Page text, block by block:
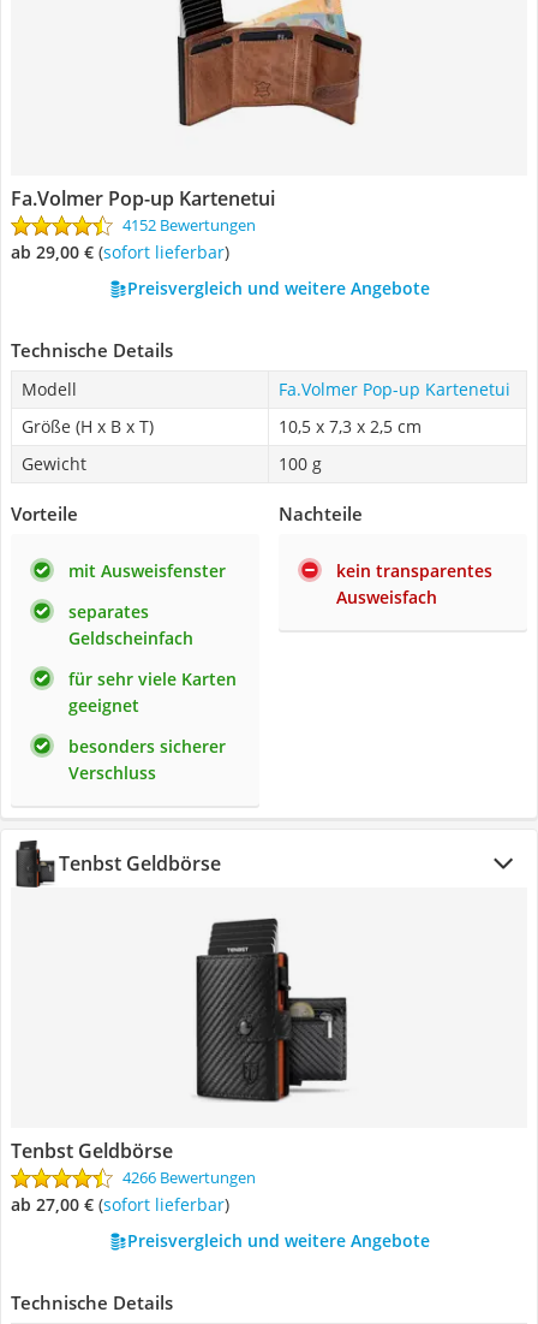
Fa.Volmer Pop-up Kartenetui
4152 Bewertungen
ab 29,00 € ( Sofort lieferbar)
Preisvergleich und weitere Angebote
Technische Details
Modell
Fa.Volmer Pop-up Kartenetui
Größe (H x B x T)
10,5 x 7,3 x 2,5 cm
Gewicht
100 g
Vorteile
mit Ausweisfenster
separates
Geldscheinfach
für sehr viele Karten
geeignet
besonders sicherer
Verschluss
Nachteile
kein transparentes
Ausweisfach
Tenbst Geldbörse
Tenbst Geldbörse
4266 Bewertungen
ab 27,00 € ( Sofort lieferbar)
Preisvergleich und weitere Angebote
Technische Details